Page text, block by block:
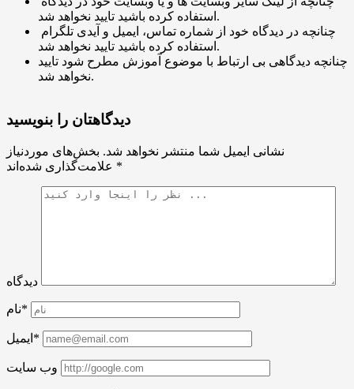
استفاده کرده باشید تایید نخواهد شد.
استفاده کرده باشید تایید نخواهد شد.
چنانچه دیدگاهی بی ارتباط با موضوع آموزش مطرح شود تایید
نخواهد شد.
دیدگاهتان را بنویسید
نشانی ایمیل شما منتشر نخواهد شد. بخش‌های موردنیاز
*
دیدگاه
نام*
ایمیل*
وب سایت